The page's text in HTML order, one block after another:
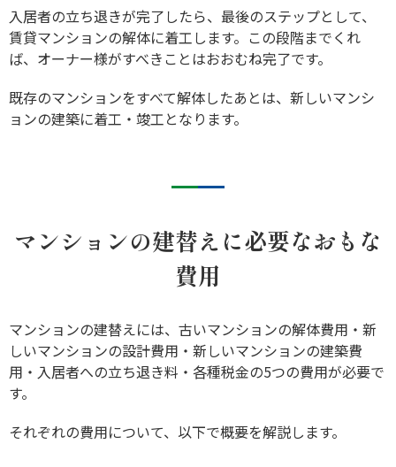
入居者の立ち退きが完了したら、最後のステップとして、
賃貸マンションの解体に着工します。この段階までくれ
ば、オーナー様がすべきことはおおむね完了です。
既存のマンションをすべて解体したあとは、新しいマンシ
ョンの建築に着工・竣工となります。
マンションの建替えに必要なおもな
費用
マンションの建替えには、古いマンションの解体費用・新
しいマンションの設計費用・新しいマンションの建築費
用・入居者への立ち退き料・各種税金の5つの費用が必要で
す。
それぞれの費用について、以下で概要を解説します。